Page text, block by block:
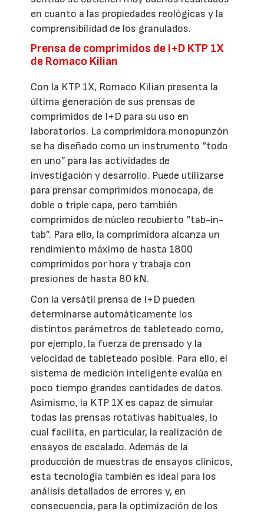
en cuanto a las propiedades reológicas y la
comprensibilidad de los granulados.
Prensa de comprimidos de I+D KTP 1X
de Romaco Kilian
Con la KTP 1X, Romaco Kilian presenta la
última generación de sus prensas de
comprimidos de I+D para su uso en
laboratorios. La comprimidora monopunzón
se ha diseñado como un instrumento “todo
en uno” para las actividades de
investigación y desarrollo. Puede utilizarse
para prensar comprimidos monocapa, de
doble o triple capa, pero también
comprimidos de núcleo recubierto “tab-in-
tab”. Para ello, la comprimidora alcanza un
rendimiento máximo de hasta 1800
comprimidos por hora y trabaja con
presiones de hasta 80 kN.
Con la versátil prensa de I+D pueden
determinarse automáticamente los
distintos parámetros de tableteado como,
por ejemplo, la fuerza de prensado y la
velocidad de tableteado posible. Para ello, el
sistema de medición inteligente evalúa en
poco tiempo grandes cantidades de datos.
Asimismo, la KTP 1X es capaz de simular
todas las prensas rotativas habituales, lo
cual facilita, en particular, la realización de
ensayos de escalado. Además de la
producción de muestras de ensayos clínicos,
esta tecnología también es ideal para los
análisis detallados de errores y, en
consecuencia, para la optimización de los